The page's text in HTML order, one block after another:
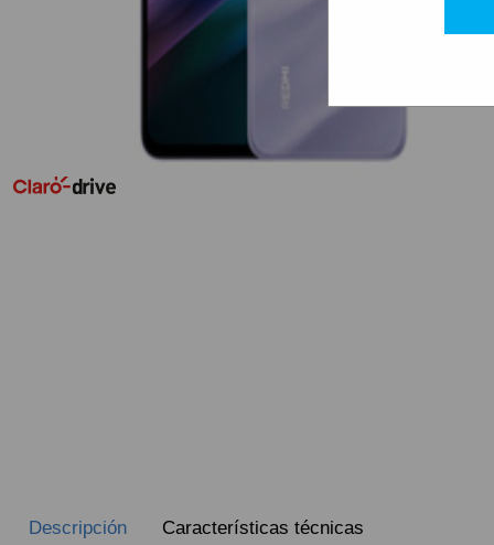
Descripción Características técnicas